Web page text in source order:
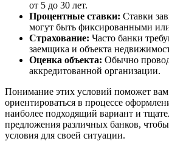
от 5 до 30 лет.
Процентные ставки: Ставки
могут быть фиксированными
Страхование: Часто банки
заемщика и объекта
Оценка объекта: Обычно
аккредитованной организации.
Понимание этих условий поможет
ориентироваться в процессе
наиболее подходящий вариант и
предложения различных банков,
условия для своей ситуации.